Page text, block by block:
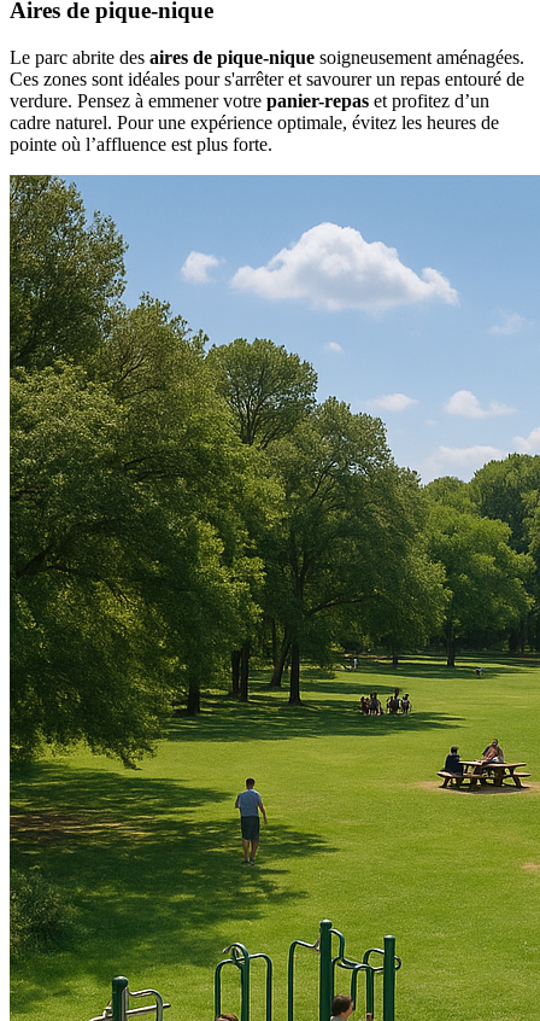
Aires de pique-nique
Le parc abrite des aires de pique-nique soigneusement aménagées.
Ces zones sont idéales pour s'arrêter et savourer un repas entouré de
verdure. Pensez à emmener votre panier-repas et profitez d’un
cadre naturel. Pour une expérience optimale, évitez les heures de
pointe où l’affluence est plus forte.